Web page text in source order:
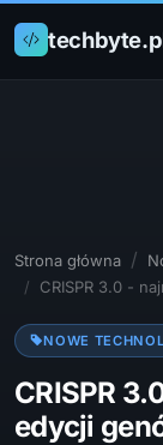
Strona główna
CRISPR 3.0 -
NOWE
CRISPR
edycji